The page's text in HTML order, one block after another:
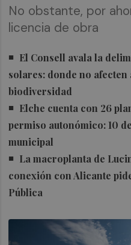
No obstante, por
licencia de obra
El Consell avala la
solares: donde no
biodiversidad
Elche cuenta con 26
permiso autonómico: 10
municipal
La macroplanta de
conexión con Alicante
Pública